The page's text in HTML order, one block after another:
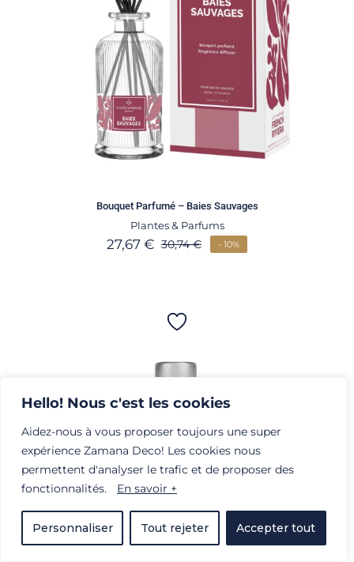
Hello! Nous c'est les cookies
Aidez-nous à vous proposer toujours une super
expérience Zamana Deco! Les cookies nous
permettent d'analyser le trafic et de proposer des
fonctionnalités.
En savoir +
Personnaliser Tout rejeter Accepter tout
Bouquet Parfumé – Baies Sauvages
Plantes & Parfums
30,74€
27,67€ - 10%